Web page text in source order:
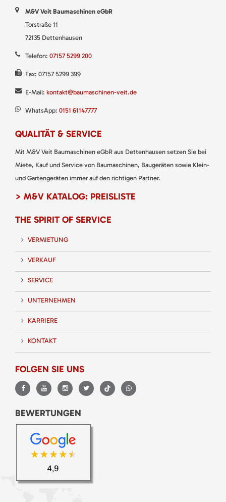
M&V Veit Baumaschinen eGbR
Torstraße 11
72135 Dettenhausen
Telefon: 07157 5299 200
Fax: 07157 5299 399
E-Mail: kontakt@baumaschinen-veit.de
WhatsApp: 0151 61147777
QUALITÄT & SERVICE
Mit M&V Veit Baumaschinen eGbR aus Dettenhausen setzen Sie bei
Miete, Kauf und Service von Baumaschinen, Baugeräten sowie Klein-
und Gartengeräten immer auf den richtigen Partner.
> M&V KATALOG: PREISLISTE
THE SPIRIT OF SERVICE
VERMIETUNG
VERKAUF
SERVICE
UNTERNEHMEN
KARRIERE
KONTAKT
FOLGEN SIE UNS
BEWERTUNGEN